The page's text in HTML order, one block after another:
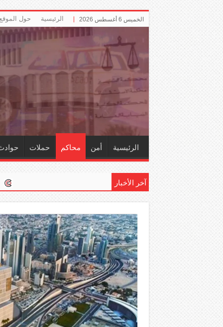
الخميس 6 أغسطس 2026 الرئيسية حول
الرئيسية أمن محاكم حملات
آخر الأخبار إلزام ‏«التأمينات»